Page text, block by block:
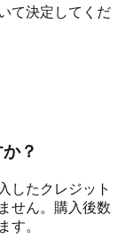
て決定してくだ
？
したクレジット
せん。購入後数
す。